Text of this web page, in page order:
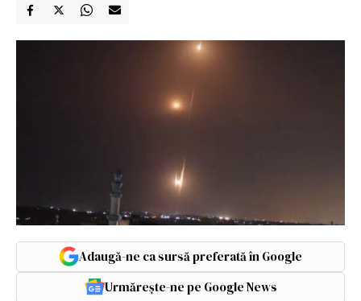
Adaugă-ne ca sursă preferată în Google
Urmărește-ne pe Google News